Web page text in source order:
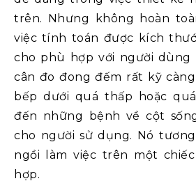
trên. Nhưng không hoàn
việc tính toán được kích
cho phù hợp với người dùng
cân đo đong đếm rất kỹ
bếp dưới quá thấp hoặc
đến những bệnh về cột
cho người sử dụng. Nó
ngồi làm việc trên một
hợp.